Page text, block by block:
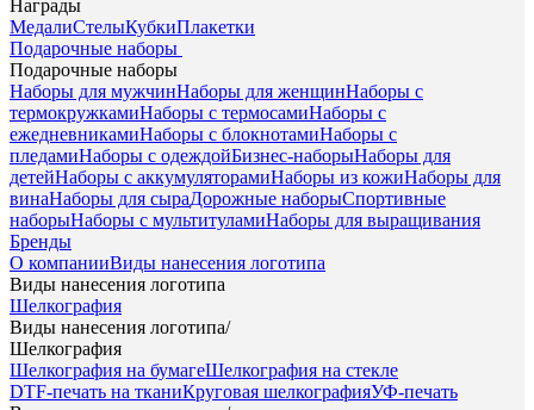
Награды
МедалиСтелыКубкиПлакетки
Подарочные наборы
Подарочные наборы
Наборы для мужчинНаборы для женщинНаборы с
термокружкамиНаборы с термосамиНаборы с
ежедневникамиНаборы с блокнотамиНаборы с
пледамиНаборы с одеждойБизнес-наборыНаборы для
детейНаборы с аккумуляторамиНаборы из кожиНаборы для
винаНаборы для сыраДорожные наборыСпортивные
наборыНаборы с мультитуламиНаборы для выращивания
Бренды
О компанииВиды нанесения логотипа
Виды нанесения логотипа
Шелкография
Виды нанесения логотипа/
Шелкография
Шелкография на бумагеШелкография на стекле
DTF-печать на тканиКруговая шелкографияУФ-печать